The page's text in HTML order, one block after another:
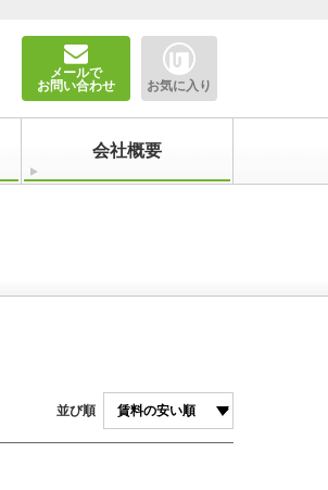
メールで
お問い合わせ お気に入り
会社概要
並び順